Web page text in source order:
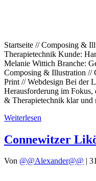
Startseite // Composing &
Therapietechnik Kunde:
Melanie Wittich Branche:
Composing & Illustration //
Print // Webdesign Bei der
Herausforderung im
& Therapietechnik klar
Weiterlesen
Connewitzer
Von @@Alexander@@ |